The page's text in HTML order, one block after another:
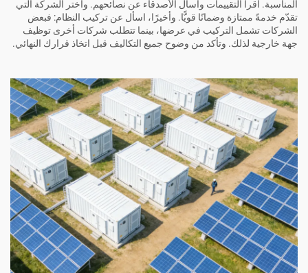
المناسبة. اقرأ التقييمات واسأل الأصدقاء عن نصائحهم. واختر الشركة التي
تقدّم خدمةً ممتازة وضمانًا قويًّا. وأخيرًا، اسأل عن تركيب النظام: فبعض
الشركات تشمل التركيب في عرضها، بينما تتطلب شركات أخرى توظيف
جهة خارجية لذلك. وتأكد من وضوح جميع التكاليف قبل اتخاذ قرارك النهائي.